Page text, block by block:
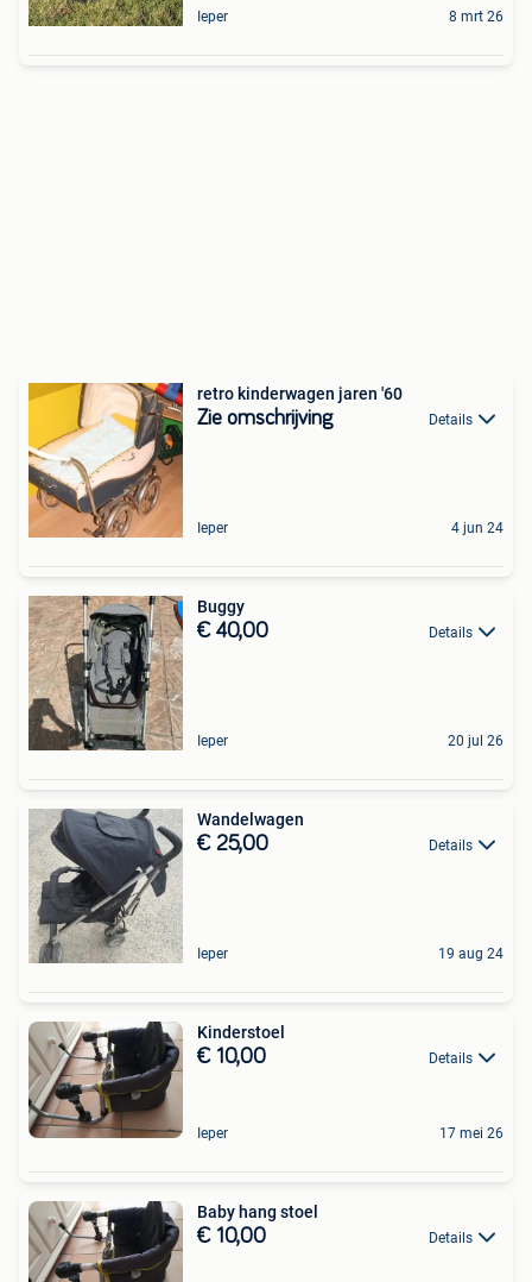
Ieper 8 mrt 26
retro kinderwagen jaren '60
Zie omschrijving Details
Ieper 4 jun 24
Buggy
€ 40,00 Details
Ieper 20 jul 26
Wandelwagen
€ 25,00 Details
Ieper 19 aug 24
Kinderstoel
€ 10,00 Details
Ieper 17 mei 26
Baby hang stoel
€ 10,00 Details